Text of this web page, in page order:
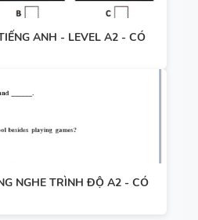
ANH - LEVEL A2 - CÓ
NGHE TRÌNH ĐỘ A2 - CÓ